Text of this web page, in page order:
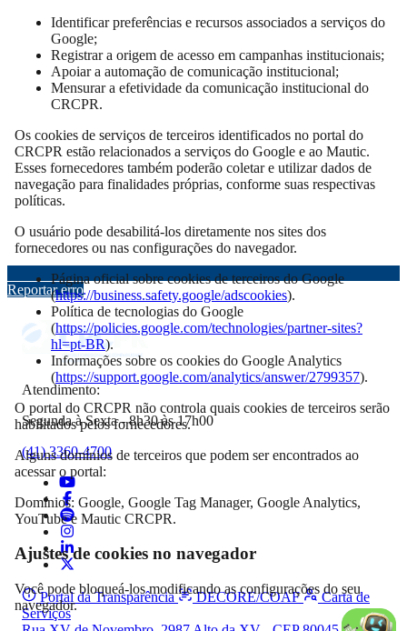
Reportar erro
Atendimento:
Segunda à Sexta - 8h30 às 17h00
(41) 3360-4700
Portal da Transparência DECORE/COAF
Carta de
Serviços
Identificar preferências e recursos associados a serviços do
Google;
Registrar a origem de acesso em campanhas institucionais;
Apoiar a automação de comunicação institucional;
Mensurar a efetividade da comunicação institucional do
CRCPR.
Os cookies de serviços de terceiros identificados no portal do
CRCPR estão relacionados a serviços do Google e ao Mautic.
Esses fornecedores também poderão coletar e utilizar dados de
navegação para finalidades próprias, conforme suas respectivas
políticas.
O usuário pode desabilitá-los diretamente nos sites dos
fornecedores ou nas configurações do navegador.
Página oficial sobre cookies de terceiros do Google
(https://business.safety.google/adscookies).
Política de tecnologias do Google
(https://policies.google.com/technologies/partner-sites?
hl=pt-BR).
Informações sobre os cookies do Google Analytics
(https://support.google.com/analytics/answer/2799357).
O portal do CRCPR não controla quais cookies de terceiros serão
habilitados pelos fornecedores.
Alguns domínios de terceiros que podem ser encontrados ao
acessar o portal:
Domínios: Google, Google Tag Manager, Google Analytics,
YouTube e Mautic CRCPR.
Ajustes de cookies no navegador
Você pode bloqueá-los modificando as configurações do seu
navegador.